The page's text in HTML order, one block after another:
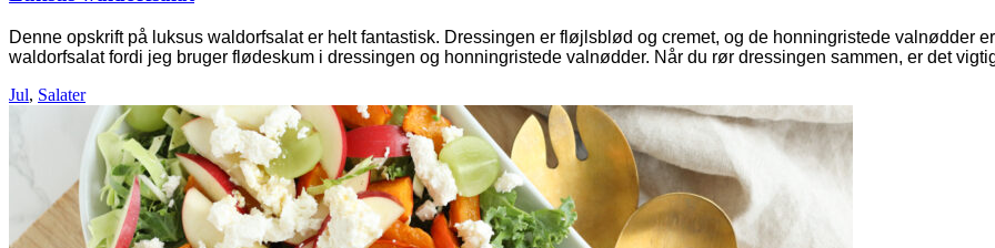
Denne opskrift på luksus waldorfsalat er helt fantastisk. Dressingen er fløjlsblød og cremet, og de honningristede valnødder
waldorfsalat fordi jeg bruger flødeskum i dressingen og honningristede valnødder. Når du rør dressingen sammen, er det
Jul, Salater